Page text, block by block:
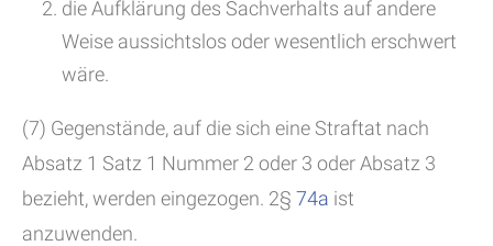
die Aufklärung des Sachverhalts auf andere
Weise aussichtslos oder wesentlich erschwert
wäre.
(7) Gegenstände, auf die sich eine Straftat nach
Absatz 1 Satz 1 Nummer 2 oder 3 oder Absatz 3
bezieht, werden eingezogen. 2§ 74a ist
anzuwenden.